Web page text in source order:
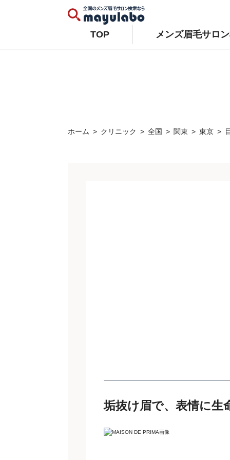
: Constant WP_AUTO_UPDATE_CORE already defined in
: Constant AUTOMATIC_UPDATER_DISABLED already defined in/home/xs679489/
TOP メンズ眉毛サロ
ホーム クリニック 全国 関東 東京
垢抜け眉で、表情に生